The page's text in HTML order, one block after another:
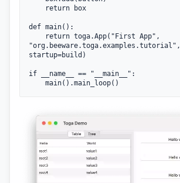
def main():
"org.beeware.toga.examples.tutorial",
startup=build)
if __name__ == "__main__":